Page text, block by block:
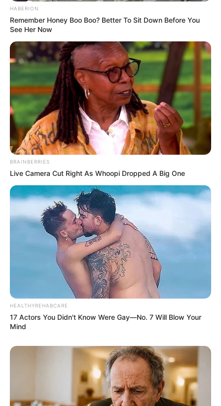
Auf einigen Seiten dieses Projektes sind Affiliate-
Angebote integriert. Wenn etwas darüber gebucht oder
gekauft wird, ist das eine Unterstützung, ohne dass sich
dadurch der Preis ändert.
HABERION
Remember Honey Boo Boo? Better To Sit Down Before You
See Her Now
BRAINBERRIES
Live Camera Cut Right As Whoopi Dropped A Big One
HEALTHYREHABCARE
17 Actors You Didn't Know Were Gay—No. 7 Will Blow Your
Mind